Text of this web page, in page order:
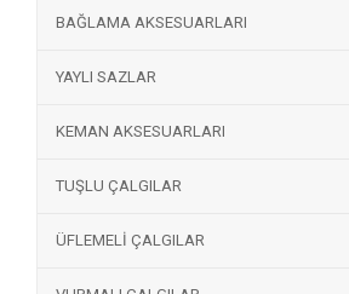
BAĞLAMA AKSESUARLARI
YAYLI SAZLAR
KEMAN AKSESUARLARI
TUŞLU ÇALGILAR
ÜFLEMELİ ÇALGILAR